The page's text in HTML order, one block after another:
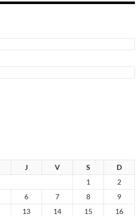
J V S
D
1
2
6 7 8
9
13 14 15
16